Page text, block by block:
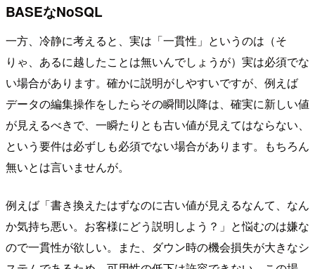
BASEなNoSQL
一方、冷静に考えると、実は「一貫性」というのは（そ
りゃ、あるに越したことは無いんでしょうが）実は必須でな
い場合があります。確かに説明がしやすいですが、例えば
データの編集操作をしたらその瞬間以降は、確実に新しい値
が見えるべきで、一瞬たりとも古い値が見えてはならない、
という要件は必ずしも必須でない場合があります。もちろん
無いとは言いませんが。
例えば「書き換えたはずなのに古い値が見えるなんて、なん
か気持ち悪い。お客様にどう説明しよう？」と悩むのは嫌な
ので一貫性が欲しい。また、ダウン時の機会損失が大きなシ